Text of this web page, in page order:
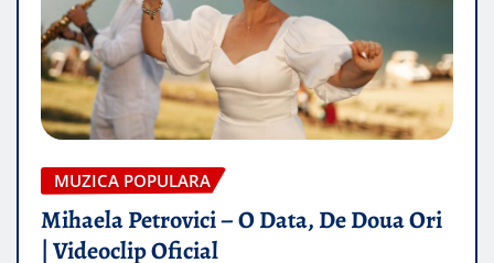
MUZICA POPULARA
Mihaela Petrovici – O Data, De Doua Ori
| Videoclip Oficial